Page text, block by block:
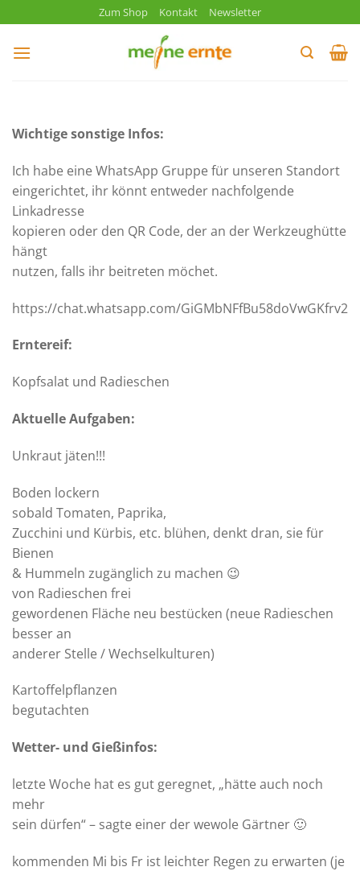
Inhalt
springen
Zum Shop Kontakt Newsletter
Wichtige sonstige Infos:
Ich habe eine WhatsApp Gruppe für unseren Standort
eingerichtet, ihr könnt entweder nachfolgende
Linkadresse
kopieren oder den QR Code, der an der Werkzeughütte
hängt
nutzen, falls ihr beitreten möchet.
https://chat.whatsapp.com/GiGMbNFfBu58doVwGKfrv2
Erntereif:
Kopfsalat und Radieschen
Aktuelle Aufgaben:
Unkraut jäten!!!
Boden lockern
sobald Tomaten, Paprika,
Zucchini und Kürbis, etc. blühen, denkt dran, sie für
Bienen
& Hummeln zugänglich zu machen 😉
von Radieschen frei
gewordenen Fläche neu bestücken (neue Radieschen
besser an
anderer Stelle / Wechselkulturen)
Kartoffelpflanzen
begutachten
Wetter- und Gießinfos:
letzte Woche hat es gut geregnet, „hätte auch noch
mehr
sein dürfen“ – sagte einer der wewole Gärtner 🙂
kommenden Mi bis Fr ist leichter Regen zu erwarten (je